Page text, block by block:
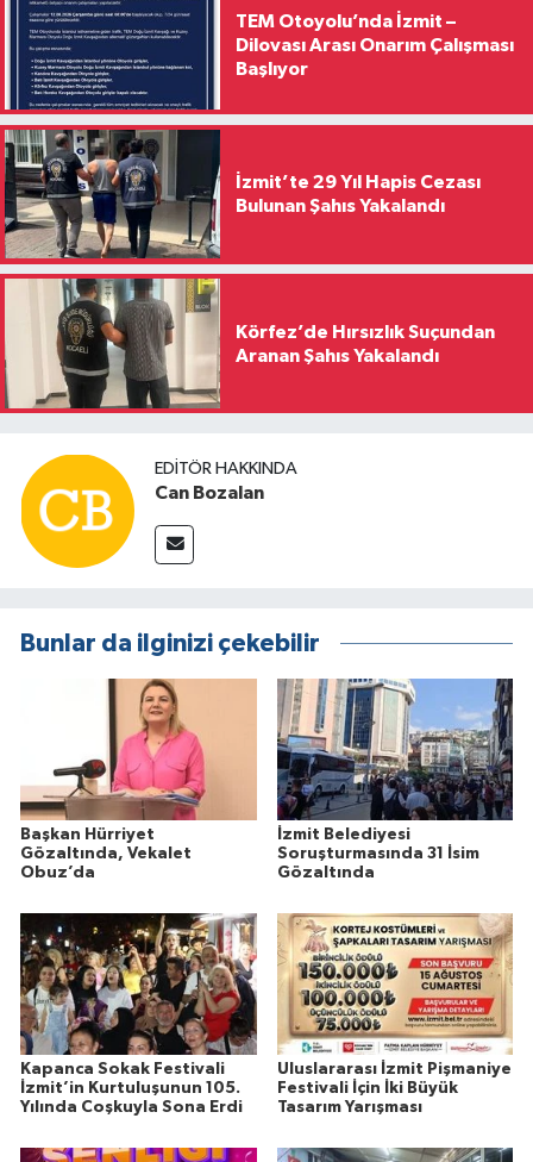
TEM Otoyolu’nda İzmit –
Dilovası Arası Onarım Çalışması
Başlıyor
İzmit’te 29 Yıl Hapis Cezası
Bulunan Şahıs Yakalandı
Körfez’de Hırsızlık Suçundan
Aranan Şahıs Yakalandı
EDITÖR HAKKINDA
Can Bozalan
Bunlar da ilginizi çekebilir
Başkan Hürriyet
Gözaltında, Vekalet
Obuz’da
İzmit Belediyesi
Soruşturmasında 31 İsim
Gözaltında
Kapanca Sokak Festivali
İzmit’in Kurtuluşunun 105.
Yılında Coşkuyla Sona Erdi
Uluslararası İzmit Pişmaniye
Festivali İçin İki Büyük
Tasarım Yarışması